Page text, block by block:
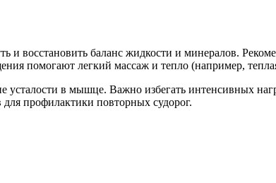
и восстановить баланс жидкости и минералов.
помогают легкий массаж и тепло (например,
усталости в мышце. Важно избегать интенсивных
профилактики повторных судорог.